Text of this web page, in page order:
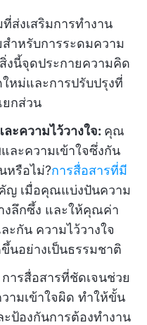
ส่งเสริมการทำงาน
ำหรับการระดมความ
งนี้จุดประกายความคิด
หม่และการปรับปรุงที่
กส่วน
ะความไว้วางใจ: คุณ
ละความเข้าใจซึ่งกัน
หรือไม่?การสื่อสารที่มี
ญ เมื่อคุณแบ่งปันความ
งลึกซึ้ง และให้คุณค่า
ะกัน ความไว้วางใจ
นอย่างเป็นธรรมชาติ
การสื่อสารที่ชัดเจนช่วย
ามเข้าใจผิด ทำให้ขั้น
ป้องกันการต้องทำงาน